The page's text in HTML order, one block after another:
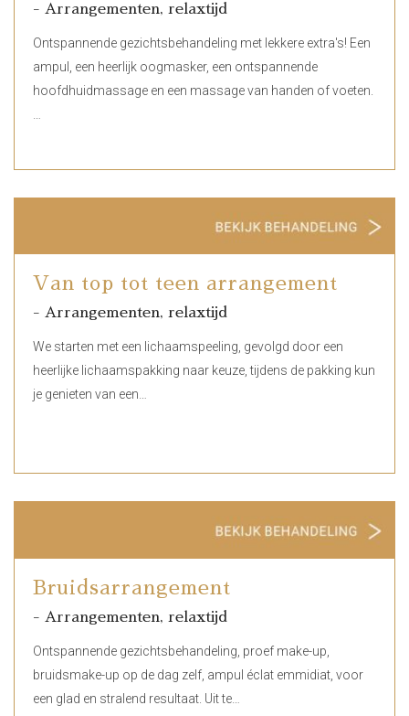
- Arrangementen, relaxtijd
Ontspannende gezichtsbehandeling met lekkere extra's! Een
ampul, een heerlijk oogmasker, een ontspannende
hoofdhuidmassage en een massage van handen of voeten.
Van top tot teen arrangement
- Arrangementen, relaxtijd
We starten met een lichaamspeeling, gevolgd door een
heerlijke lichaamspakking naar keuze, tijdens de pakking kun
je genieten van een…
Bruidsarrangement
- Arrangementen, relaxtijd
Ontspannende gezichtsbehandeling, proef make-up,
bruidsmake-up op de dag zelf, ampul éclat emmidiat, voor
een glad en stralend resultaat. Uit te…